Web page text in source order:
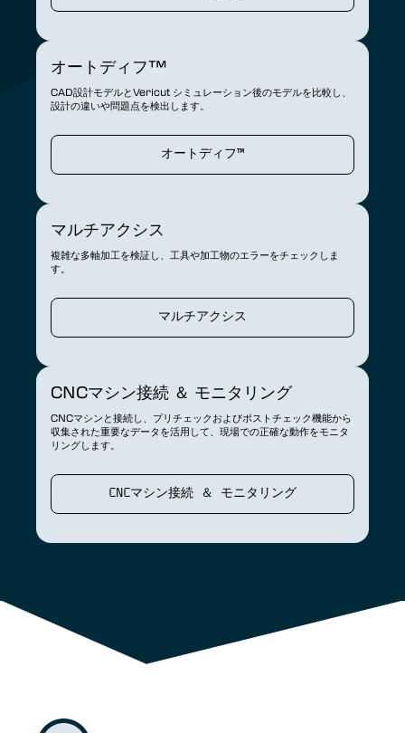
オートディフ™
CAD設計モデルとVericut シミュレーション後のモデルを比較し、
設計の違いや問題点を検出します。
オートディフ™
マルチアクシス
複雑な多軸加工を検証し、工具や加工物のエラーをチェックしま
す。
マルチアクシス
CNCマシン接続 ＆ モニタリング
CNCマシンと接続し、プリチェックおよびポストチェック機能から
収集された重要なデータを活用して、現場での正確な動作をモニタ
リングします。
CNCマシン接続 ＆ モニタリング